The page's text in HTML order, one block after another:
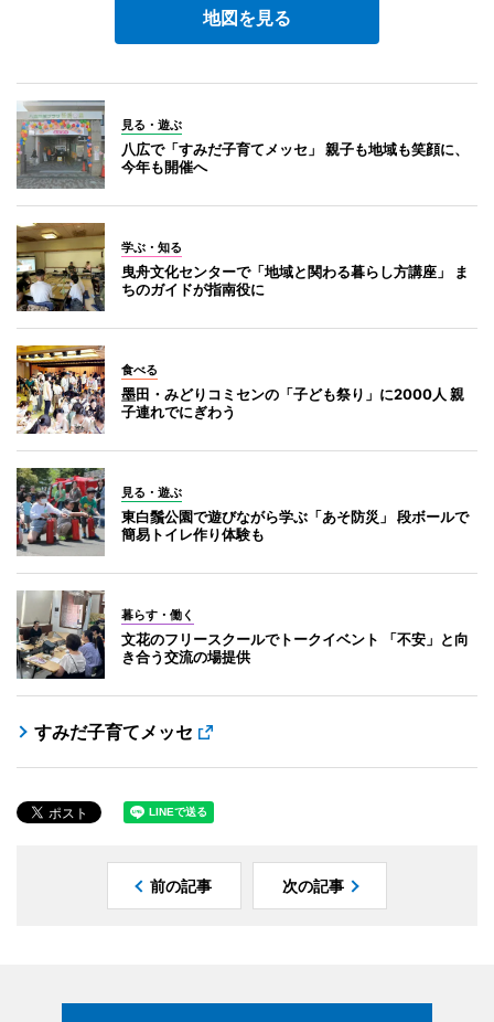
地図を見る
見る・遊ぶ
八広で「すみだ子育てメッセ」 親子も地域も笑顔に、
今年も開催へ
学ぶ・知る
曳舟文化センターで「地域と関わる暮らし方講座」 ま
ちのガイドが指南役に
食べる
墨田・みどりコミセンの「子ども祭り」に2000人 親
子連れでにぎわう
見る・遊ぶ
東白鬚公園で遊びながら学ぶ「あそ防災」 段ボールで
簡易トイレ作り体験も
暮らす・働く
文花のフリースクールでトークイベント 「不安」と向
き合う交流の場提供
すみだ子育てメッセ
前の記事 次の記事